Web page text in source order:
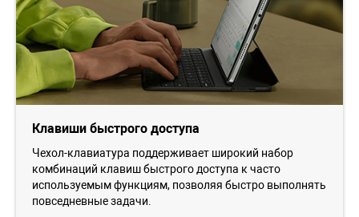
Клавиши быстрого доступа
Чехол-клавиатура поддерживает широкий набор
комбинаций клавиш быстрого доступа к часто
используемым функциям, позволяя быстро выполнять
повседневные задачи.